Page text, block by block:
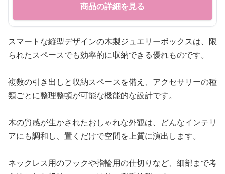
商品の詳細を見る
スマートな縦型デザインの木製ジュエリーボックスは、限
られたスペースでも効率的に収納できる優れものです。
複数の引き出しと収納スペースを備え、アクセサリーの種
類ごとに整理整頓が可能な機能的な設計です。
木の質感が生かされたおしゃれな外観は、どんなインテリ
アにも調和し、置くだけで空間を上質に演出します。
ネックレス用のフックや指輪用の仕切りなど、細部まで考